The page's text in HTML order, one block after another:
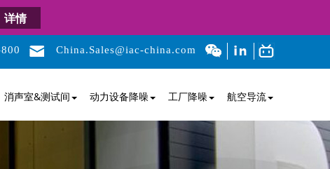
详情
China.Sales@iac-china.com
消声室&测试间 动力设备降噪 工厂降噪 航空导流